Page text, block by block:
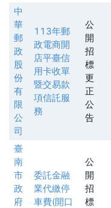
中
華
郵
政
股
份
有
限
公
司
113年郵
政電商開
店平臺信
用卡收單
暨交易款
項信託服
務
公
開
招
標
更
正
公
告
臺
南
市
政
府
委託金融
業代繳停
車費(開口
公
開
招
標